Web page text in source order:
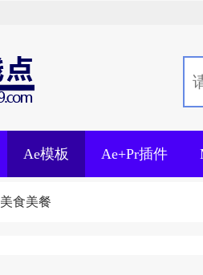
Ae模板 Ae+Pr插件
美食美餐